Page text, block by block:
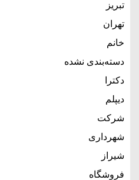
تبریز
تهران
خانم
دسته‌بندی نشده
دکترا
دیپلم
شرکت
شهرداری
شیراز
فروشگاه